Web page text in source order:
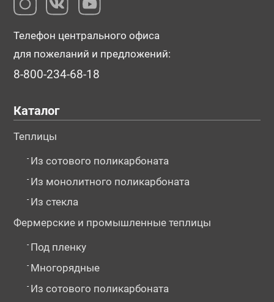
Телефон центрального офиса
для пожеланий и предложений:
8-800-234-68-18
Каталог
Теплицы
- Из сотового поликарбоната
- Из монолитного поликарбоната
- Из стекла
Фермерские и промышленные теплицы
- Под пленку
- Многорядные
- Из сотового поликарбоната